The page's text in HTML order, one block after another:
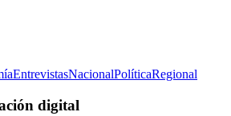
EntrevistasNacionalPolíticaRegional
digital